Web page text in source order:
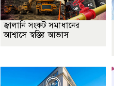
জ্বালানি সংকট সমাধানের
আশ্বাসে স্বস্তির আভাস